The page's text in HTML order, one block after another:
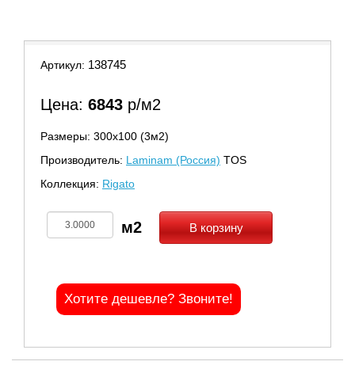
Артикул: 138745
Цена: 6843 р/м2
Размеры: 300х100 (3м2)
Производитель: Laminam (Россия) TOS
Коллекция: Rigato
В корзину
Хотите дешевле? Звоните!